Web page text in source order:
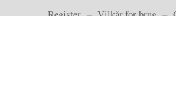
Register–Vilkår for brug–